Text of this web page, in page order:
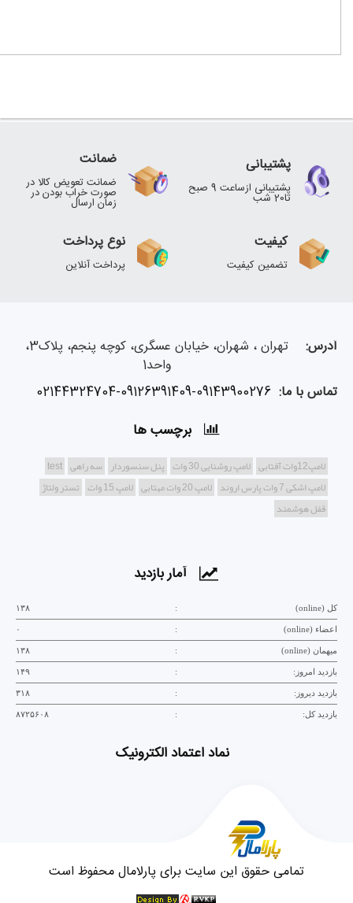
پشتیبانی
پشتیبانی ازساعت 9 صبح
تا20 شب
ضمانت
ضمانت تعویض کالا در
صورت خراب بودن در
زمان ارسال
کیفیت
تضمین کیفیت
نوع پرداخت
پرداخت آنلاین
آدرس:
تهران ، شهران، خیابان عسگری، کوچه پنجم، پلاک3،
واحد1
تماس با ما: 02144324704-09126391409-09143900276
برچسب ها
لامپ12وات آفتابی لامپ روشنایی 30 وات پنل سنسوردار سه راهی test
لامپ اشکی 7 وات پارس اروند
لامپ 20 وات مهتابی لامپ 15 وات
تستر ولتاژ
قفل هوشمند
آمار بازدید
کل (online) : ۱۳۸
اعضاء (online) : ۰
میهمان (online) : ۱۳۸
بازدید امروز: : ۱۴۹
بازدید دیروز: : ۳۱۸
بازدید کل: : ۸۷۲۵۶۰۸
نماد اعتماد الکترونیک
تمامی حقوق این سایت برای پارلامال محفوظ است